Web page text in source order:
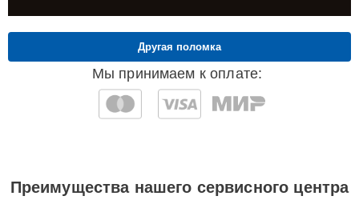
Мы принимаем к оплате:
Другая поломка
Преимущества нашего сервисного центра